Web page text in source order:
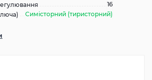
16
Симісторний (тиристорний)